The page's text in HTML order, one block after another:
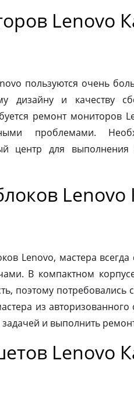
Lenovo
пользуются очень
дизайну и качеству
ремонт мониторов
проблемами.
центр для выполнения
Lenovo, мастера всегда
В компактном
поэтому потребовались
из авторизованного
и выполнить
Lenovo